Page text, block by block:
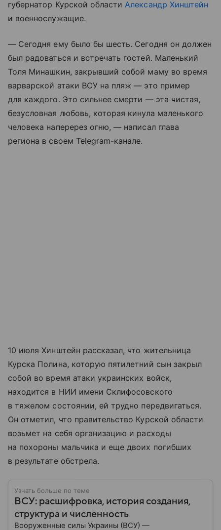
губернатор Курской областиАлександр Хинштейн
и военнослужащие.
— Сегодня ему было бы шесть. Сегодня он должен
был радоваться и встречать гостей. Маленький
Толя Минашкин, закрывший собой маму во время
варварской атаки ВСУ на пляж — это пример
для каждого. Это сильнее смерти — эта чистая,
безусловная любовь, которая кинула маленького
человека наперерез огню, — написал глава
региона в своем Telegram-канале.
10 июля Хинштейн рассказал, что жительница
Курска Полина, которую пятилетний сын закрыл
собой во время атаки украинских войск,
находится в НИИ имени Склифосовского
в тяжелом состоянии, ей трудно передвигаться.
Он отметил, что правительство Курской области
возьмет на себя организацию и расходы
на похороны мальчика и еще двоих погибших
в результате обстрела.
Узнать больше по теме
ВСУ: расшифровка, история создания,
структура и численность
Вооруженные силы Украины (ВСУ) —